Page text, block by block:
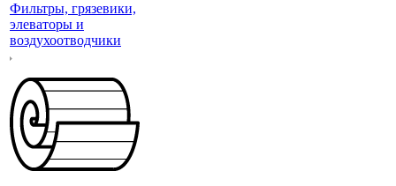
Фильтры, грязевики,
элеваторы и
воздухоотводчики